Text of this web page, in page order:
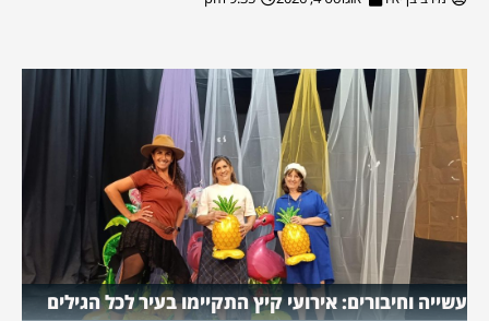
עשייה וחיבורים: אירועי קיץ התקיימו בעיר לכל הגילים